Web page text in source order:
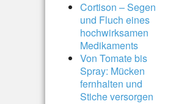
Cortison – Segen
und Fluch eines
hochwirksamen
Medikaments
Von Tomate bis
Spray: Mücken
fernhalten und
Stiche versorgen